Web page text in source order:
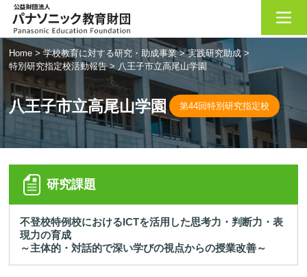
Home >学校教育に対する研究・助成事業>実践研究助成 >
特別研究指定校活動報告> 八王子市立高尾山学園
八王子市立高尾山学園 第44回特別研究指定校
研究課題
不登校特例校におけるICTを活用した思考力・判断力・表
現力の育成
～主体的・対話的で深い学びの視点からの授業改善～